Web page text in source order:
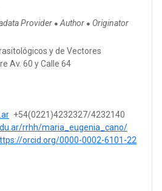
Provider ● Author ● Originator
y de Vectores
Av. 60 y Calle 64
+54(0221)4232327/4232140
rrhh/maria_eugenia_cano/
orcid.org/0000-0002-6101-22